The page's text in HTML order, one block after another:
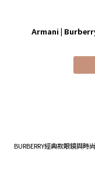
Armani |